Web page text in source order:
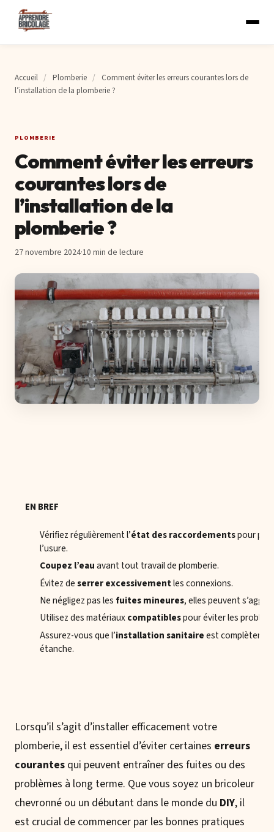
Accueil / Plomberie /
Comment éviter les erreurs courantes lors de
l’installation de la plomberie ?
PLOMBERIE
Comment éviter les erreurs
courantes lors de
l’installation de la
plomberie ?
27 novembre 2024·10 min de lecture
EN BREF
Vérifiez régulièrement l’état des raccordementspour
l’usure.
Coupez l’eauavant tout travail de plomberie.
Évitez deserrer excessivementles connexions.
Ne négligez pas les fuites mineures, elles peuvent
Utilisez des matériauxcompatiblespour éviter les
Assurez-vous que l’installation sanitaireest
étanche.
Lorsqu’il s’agit d’installer efficacement votre
plomberie, il est essentiel d’éviter certaines erreurs
courantes qui peuvent entraîner des fuites ou des
problèmes à long terme. Que vous soyez un bricoleur
chevronné ou un débutant dans le monde du DIY, il
est crucial de commencer par les bonnes pratiques